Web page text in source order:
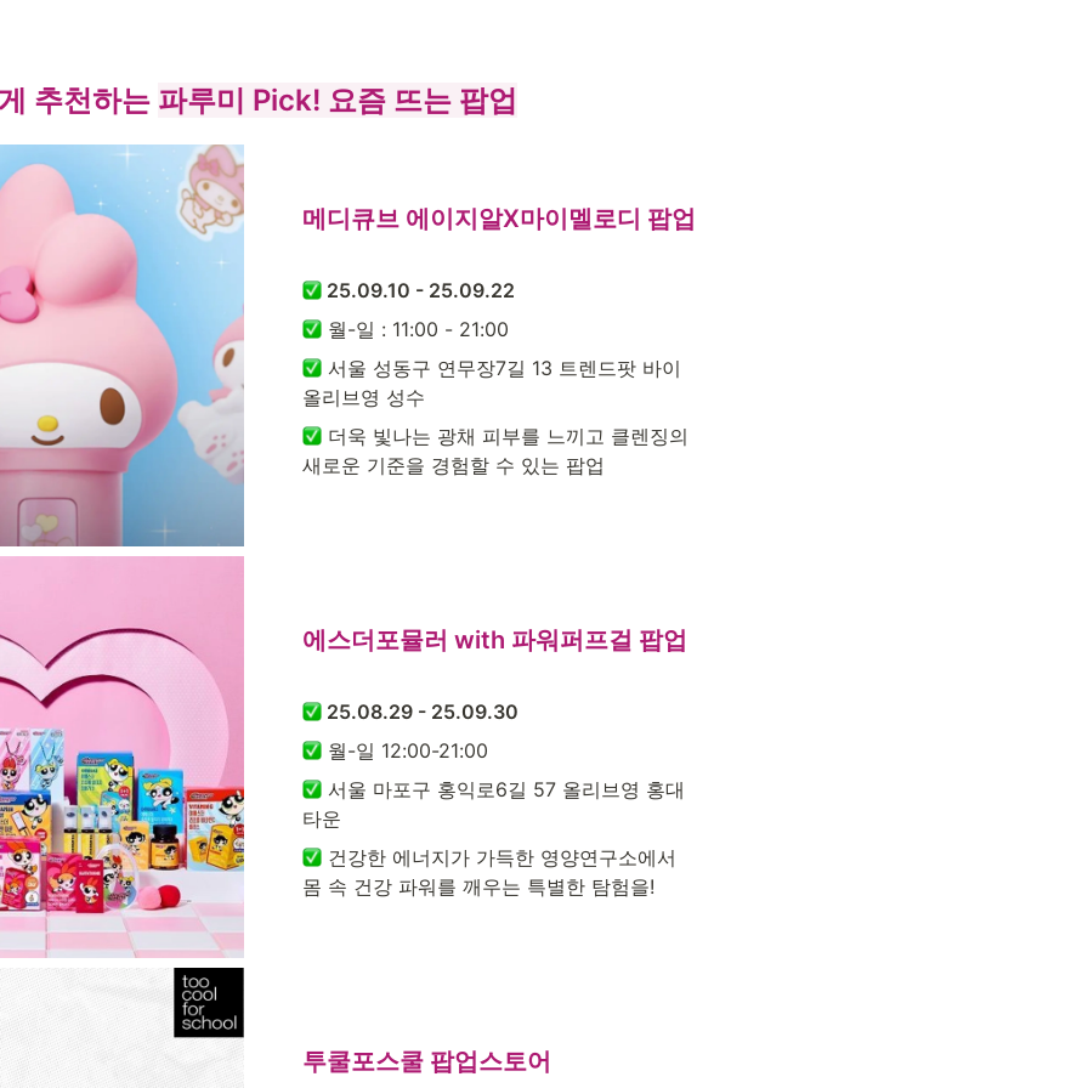
추천하는 파루미 Pick! 요즘 뜨는 팝업
메디큐브 에이지알X마이멜로디 팝업
25.09.10 - 25.09.22
월-일 : 11:00 - 21:00
서울 성동구 연무장7길 13 트렌드팟 바이
올리브영 성수
더욱 빛나는 광채 피부를 느끼고 클렌징의
새로운 기준을 경험할 수 있는 팝업
에스더포뮬러 with 파워퍼프걸 팝업
25.08.29 - 25.09.30
월-일 12:00-21:00
서울 마포구 홍익로6길 57 올리브영 홍대
타운
건강한 에너지가 가득한 영양연구소에서
몸 속 건강 파워를 깨우는 특별한 탐험을!
투쿨포스쿨 팝업스토어